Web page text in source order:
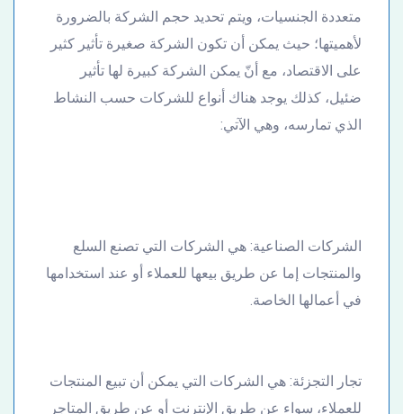
متعددة الجنسيات، ويتم تحديد حجم الشركة بالضرورة
لأهميتها؛ حيث يمكن أن تكون الشركة صغيرة تأثير كثير
على الاقتصاد، مع أنّ يمكن الشركة كبيرة لها تأثير
ضئيل، كذلك يوجد هناك أنواع للشركات حسب النشاط
الذي تمارسه، وهي الآتي:
الشركات الصناعية: هي الشركات التي تصنع السلع
والمنتجات إما عن طريق بيعها للعملاء أو عند استخدامها
في أعمالها الخاصة.
تجار التجزئة: هي الشركات التي يمكن أن تبيع المنتجات
للعملاء، سواء عن طريق الإنترنت أو عن طريق المتاجر